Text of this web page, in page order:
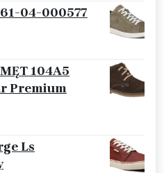
04-000577
104A5
Premium
Ls